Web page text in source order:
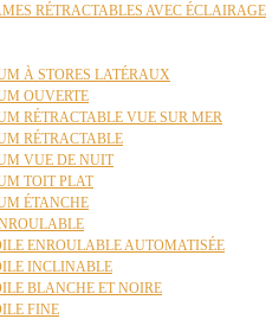
RÉTRACTABLES AVEC ÉCLAIRAGE
À STORES LATÉRAUX
OUVERTE
RÉTRACTABLE VUE SUR MER
RÉTRACTABLE
VUE DE NUIT
TOIT PLAT
ÉTANCHE
ENROULABLE AUTOMATISÉE
INCLINABLE
BLANCHE ET NOIRE
FINE